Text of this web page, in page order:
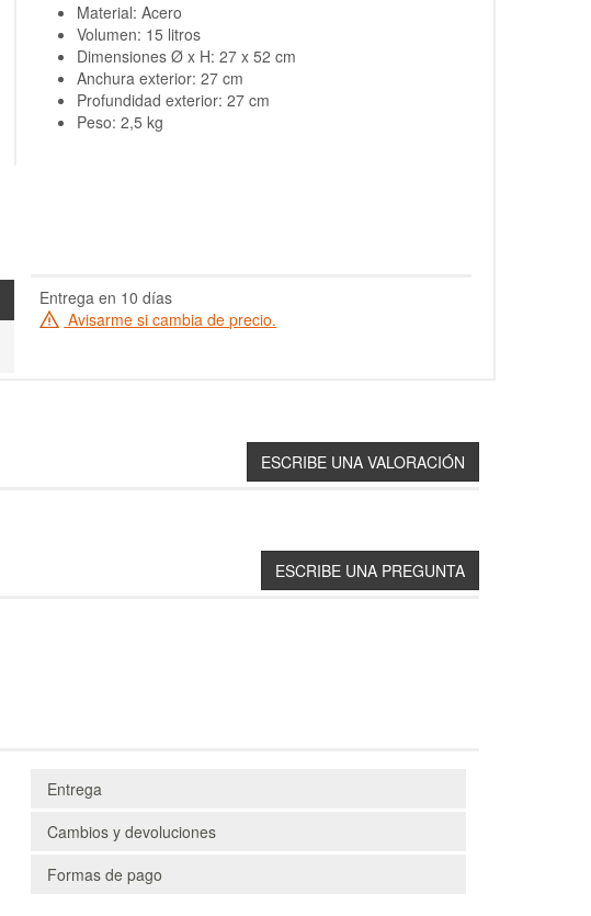
Material: Acero
Volumen: 15 litros
Dimensiones Ø x H: 27 x 52 cm
Anchura exterior: 27 cm
Profundidad exterior: 27 cm
Peso: 2,5 kg
Entrega en 10 días
Avisarme si cambia de precio.
Entrega
Cambios y devoluciones
Formas de pago